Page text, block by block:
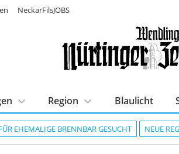
EHEMALIGE BRENNBAR GESUCHT NEUE
Region Blaulicht
NeckarFilsJOBS